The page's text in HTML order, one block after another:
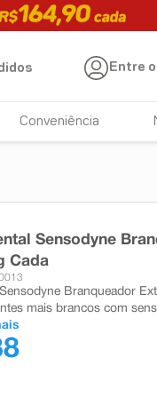
Entre
Conveniência
Sensodyne
Cada
Branqueador
mais brancos com